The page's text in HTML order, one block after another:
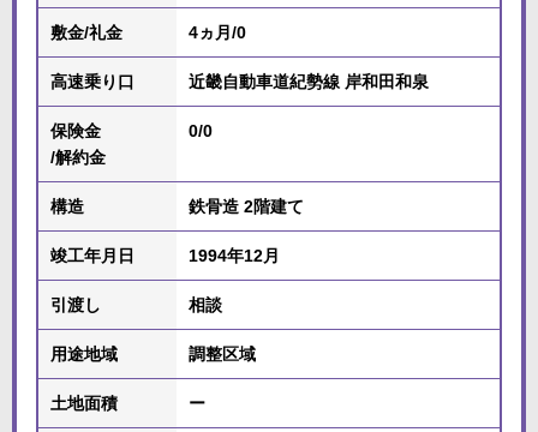
敷金/礼金 4ヵ月/0
高速乗り口 近畿自動車道紀勢線 岸和田和泉
保険金
/解約金
0/0
構造 鉄骨造 2階建て
竣工年月日 1994年12月
引渡し 相談
用途地域 調整区域
土地面積 ー